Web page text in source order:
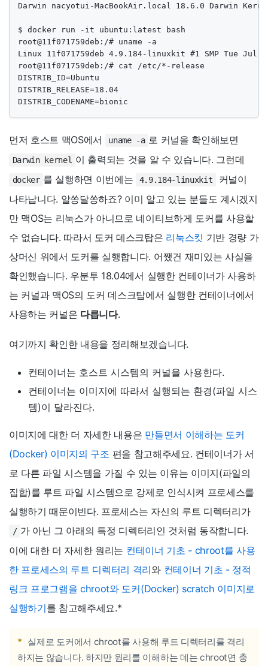
Darwin nacyotui-MacBookAir.local 18.6.0 Darwin
$ docker run -it ubuntu:latest bash
root@11f071759deb:/# uname -a
Linux 11f071759deb 4.9.184-linuxkit #1 SMP Tue Jul 2
root@11f071759deb:/# cat /etc/*-release
DISTRIB_ID=Ubuntu
DISTRIB_RELEASE=18.04
DISTRIB_CODENAME=bionic
먼저 호스트 맥OS에서 uname -a 로 커널을 확인해보면
Darwin kernel 이 출력되는 것을 알 수 있습니다. 그런데
docker 를 실행하면 이번에는 4.9.184-linuxkit
커널이
나타납니다. 알쏭달쏭하죠? 이미 알고 있는 분들도 계시겠지
만 맥OS는 리눅스가 아니므로 네이티브하게 도커를 사용할
수 없습니다. 따라서 도커 데스크탑은 리눅스킷 기반 경량 가
상머신 위에서 도커를 실행합니다. 어쨌건 재미있는 사실을
확인했습니다. 우분투 18.04에서 실행한 컨테이너가 사용하
는 커널과 맥OS의 도커 데스크탑에서 실행한 컨테이너에서
사용하는 커널은 다릅니다.
여기까지 확인한 내용을 정리해보겠습니다.
컨테이너는 호스트 시스템의 커널을 사용한다.
컨테이너는 이미지에 따라서 실행되는 환경(파일 시스
템)이 달라진다.
이미지에 대한 더 자세한 내용은 만들면서 이해하는 도커
(Docker) 이미지의 구조 편을 참고해주세요. 컨테이너가 서
로 다른 파일 시스템을 가질 수 있는 이유는 이미지(파일의
집합)를 루트 파일 시스템으로 강제로 인식시켜 프로세스를
실행하기 때문이빈다. 프로세스는 자신의 루트 디렉터리가
/ 가 아닌 그 아래의 특정 디렉터리인 것처럼 동작합니다.
이에 대한 더 자세한 원리는 컨테이너 기초 - chroot를 사용
한 프로세스의 루트 디렉터리 격리와 컨테이너 기초 - 정적
링크 프로그램을 chroot와 도커(Docker) scratch 이미지로
실행하기를 참고해주세요.*
* 실제로 도커에서 chroot를 사용해 루트 디렉터리를 격리
하지는 않습니다. 하지만 원리를 이해하는 데는 chroot면 충